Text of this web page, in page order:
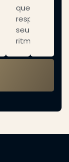
que
respeita
seu
ritmo.